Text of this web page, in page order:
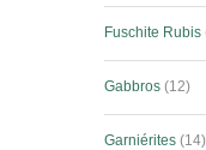
Fuschite Rubis
Gabbros 12
Garniérites 14